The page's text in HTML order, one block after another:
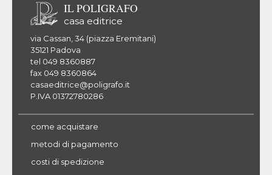
IL POLIGRAFO
casa editrice
via Cassan, 34 (piazza Eremitani)
35121 Padova
tel 049 8360887
fax 049 8360864
casaeditrice@poligrafo.it
P.IVA 01372780286
come acquistare
metodi di pagamento
costi di spedizione